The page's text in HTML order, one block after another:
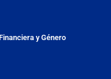
y Género